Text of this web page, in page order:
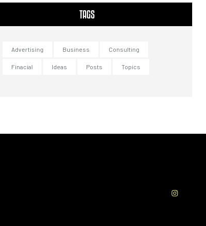
TAGS
Advertising Business Consulting
Finacial Ideas Posts Topics